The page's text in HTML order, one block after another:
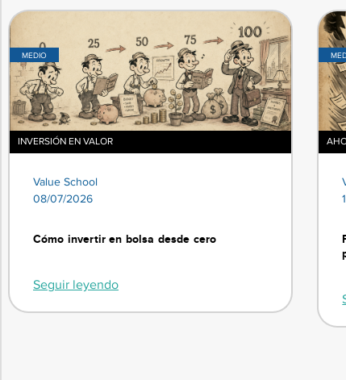
MEDIO
INVERSIÓN EN VALOR
Value School
08/07/2026
Cómo invertir en bolsa desde cero
Seguir leyendo